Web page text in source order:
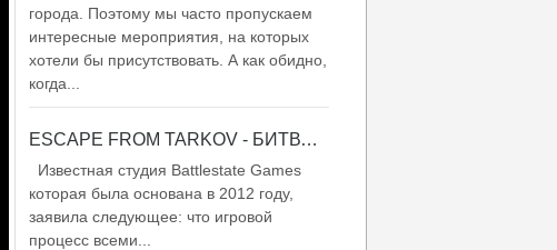
города. Поэтому мы часто пропускаем
интересные мероприятия, на которых
хотели бы присутствовать. А как обидно,
когда...
ESCAPE FROM TARKOV - БИТВА ЗА ТАРКОВ
Известная студия Battlestate Games
которая была основана в 2012 году,
заявила следующее: что игровой
процесс всеми...